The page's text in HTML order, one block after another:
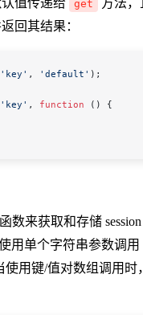
get
回其结果：
'key' , 'default' );
'key' , function () {
数来获取和存储 session
用单个字符串参数调用
使用键/值对数组调用时